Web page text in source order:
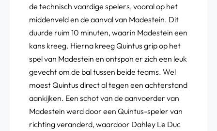
de technisch vaardige spelers, vooral op het
middenveld en de aanval van Madestein. Dit
duurde ruim 10 minuten, waarin Madestein een
kans kreeg. Hierna kreeg Quintus grip op het
spel van Madestein en ontspon er zich een leuk
gevecht om de bal tussen beide teams. Wel
moest Quintus direct al tegen een achterstand
aankijken. Een schot van de aanvoerder van
Madestein werd door een Quintus-speler van
richting veranderd, waardoor Dahley Le Duc